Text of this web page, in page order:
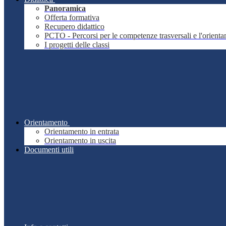
Panoramica
Offerta formativa
Recupero didattico
PCTO - Percorsi per le competenze trasversali e
I progetti delle classi
Orientamento
Orientamento in entrata
Orientamento in uscita
Documenti utili